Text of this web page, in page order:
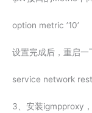
option metric ’10’
设置完成后，重启一
service network
3、安装igmpproxy